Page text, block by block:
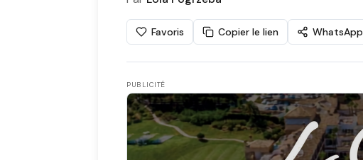
Favoris Copier le lien WhatsApp
PUBLICITÉ